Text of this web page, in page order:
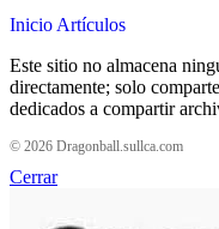
Inicio Artículos
Este sitio no almacena
directamente; solo
dedicados a compartir
© 2026 Dragonball.sullca.com
Cerrar